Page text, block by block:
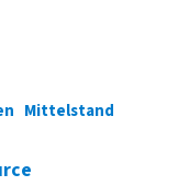
Mittelstand